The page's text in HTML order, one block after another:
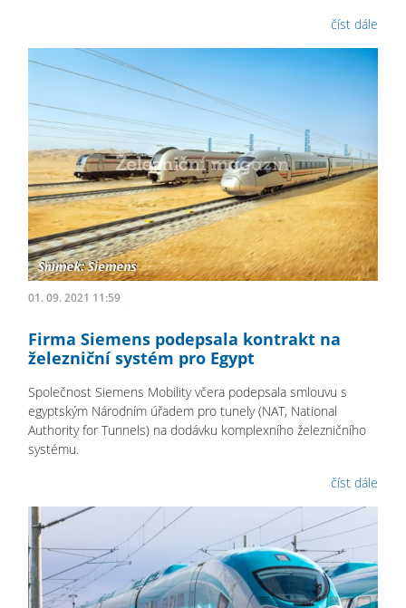
číst dále
01. 09. 2021 11:59
Firma Siemens podepsala kontrakt na
železniční systém pro Egypt
Společnost Siemens Mobility včera podepsala smlouvu s
egyptským Národním úřadem pro tunely (NAT, National
Authority for Tunnels) na dodávku komplexního železničního
systému.
číst dále